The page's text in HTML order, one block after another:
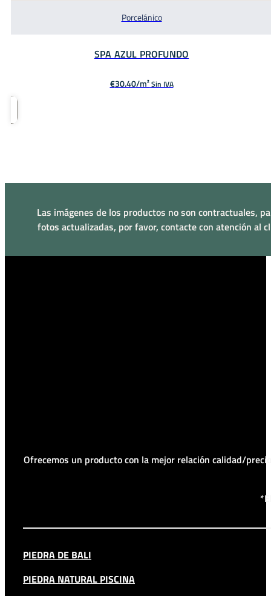
Porcelánico
SPA AZUL PROFUNDO
€30.40 Sin IVA
Las imágenes de los productos no son contractuales,
fotos actualizadas, por favor, contacte con atención al
Ofrecemos un producto con la mejor relación calidad/
PIEDRA DE BALI
PIEDRA NATURAL PISCINA